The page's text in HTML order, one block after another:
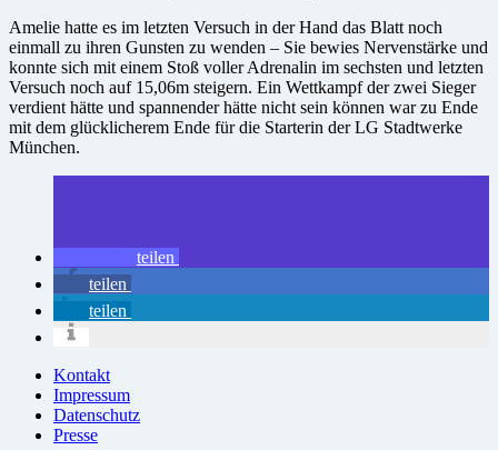
Amelie hatte es im letzten Versuch in der Hand das Blatt noch
einmall zu ihren Gunsten zu wenden – Sie bewies Nervenstärke und
konnte sich mit einem Stoß voller Adrenalin im sechsten und letzten
Versuch noch auf 15,06m steigern. Ein Wettkampf der zwei Sieger
verdient hätte und spannender hätte nicht sein können war zu Ende
mit dem glücklicherem Ende für die Starterin der LG Stadtwerke
München.
teilen
teilen
teilen
Kontakt
Impressum
Datenschutz
Presse